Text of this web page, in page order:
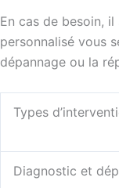
En cas de besoin,
personnalisé vous
dépannage ou la
Types
Diagnostic et